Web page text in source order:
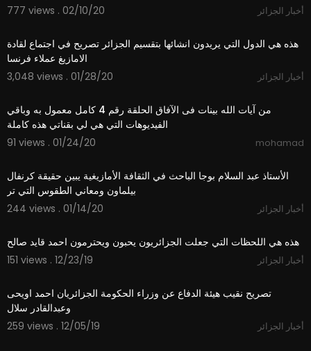
777 views . 02/10/20
أخبار الجزائر
هذه هي الدول التي يريدون انشائها بتقسيم الجزائر تصريح في اجتماع لقادة
الامازيغ عملاء فرنسا
3,048 views . 01/28/20
أخبار الجزائر
من آيات الله بينات فى الآفاق الحلقة رقم 4 كامل معمول به وباقي
الفيديوهات التي هي لي بقناتي هذه كاملة
91 views . 01/24/20
mohamad
الأستاذ عبد السلام بوجا الباحث في الثقافة الأمازيغية يبين حقيقة كرنفال
بيلماون ومعاني الطقوس التي تر
244 views . 01/14/20
أخبار الجزائر
هذه هي اللحظات التي جعلت الجزائريون يحبون ويحترمون احمد قايد صالح
151 views . 12/23/19
أخبار الجزائر
تصريح نقيب هيئة الدفاع عن وزراء الحكومة الجزائريان احمد اويحى
وعبدالقادر سلال
259 views . 12/05/19
أخبار الجزائر